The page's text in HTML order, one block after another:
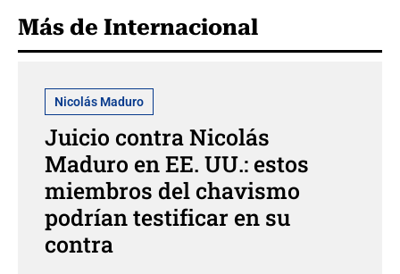
Más de Internacional
Nicolás Maduro
Juicio contra Nicolás
Maduro en EE. UU.: estos
miembros del chavismo
podrían testificar en su
contra